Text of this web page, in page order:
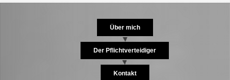
Über mich
Der Pflichtverteidiger
Kontakt